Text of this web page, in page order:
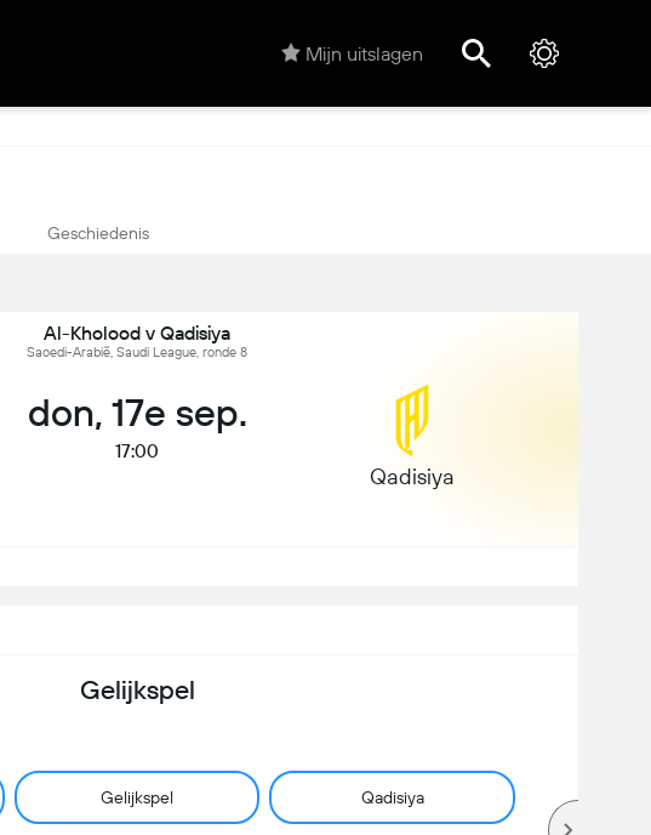
Mijn uitslagen
Geschiedenis
Al-Kholood v Qadisiya
Saoedi-Arabië, Saudi League, ronde 8
don, 17e sep.
17:00
Qadisiya
Gelijkspel
Gelijkspel Qadisiya